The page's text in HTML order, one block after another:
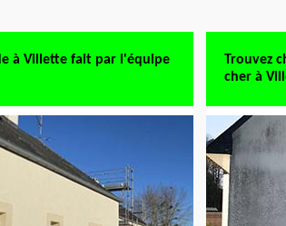
à Villette fait par l'équipe
Trouvez
cher à